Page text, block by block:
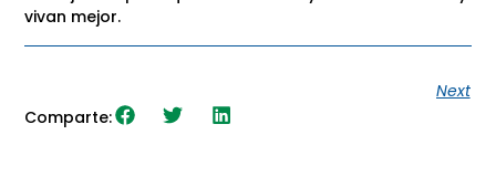
vivan mejor.
Next
Comparte: